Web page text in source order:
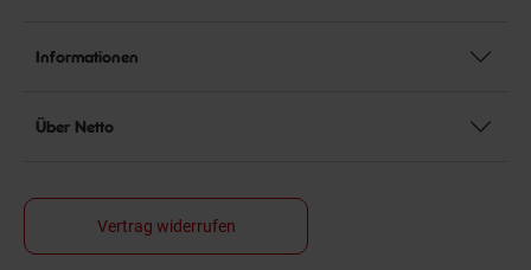
Informationen
Über Netto
Vertrag widerrufen